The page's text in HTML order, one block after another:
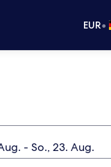
EUR•